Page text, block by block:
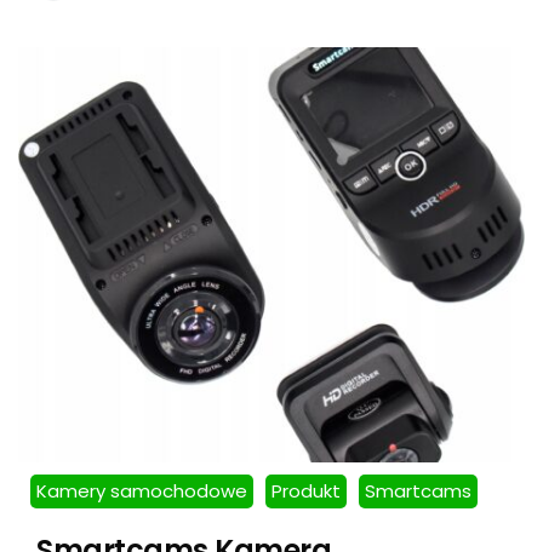
Kamery samochodowe Produkt Smartcams